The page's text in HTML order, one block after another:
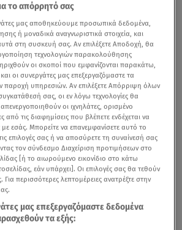
το απόρρητό σας
μας αποθηκεύουμε προσωπικά δεδομένα,
ή μοναδικά αναγνωριστικά στοιχεία, και
στη συσκευή σας. Αν επιλέξετε Αποδοχή, θα
τεχνολογιών παρακολούθησης
οι σκοποί που εμφανίζονται παρακάτω,
οι συνεργάτες μας επεξεργαζόμαστε τα
παροχή υπηρεσιών. Αν επιλέξετε Απόρριψη όλων
σας, οι εν λόγω τεχνολογίες θα
οι ιχνηλάτες, ορισμένο
από τις διαφημίσεις που βλέπετε ενδέχεται να
με εσάς. Μπορείτε να επανεμφανίσετε αυτό το
επιλογές σας ή να αποσύρετε τη συναίνεσή σας
τον σύνδεσμο Διαχείριση προτιμήσεων στο
[ή το αιωρούμενο εικονίδιο στο κάτω
εάν υπάρχει]. Οι επιλογές σας θα τεθούν
Για περισσότερες λεπτομέρειες ανατρέξτε στην
μας επεξεργαζόμαστε δεδομένα
τα εξής: